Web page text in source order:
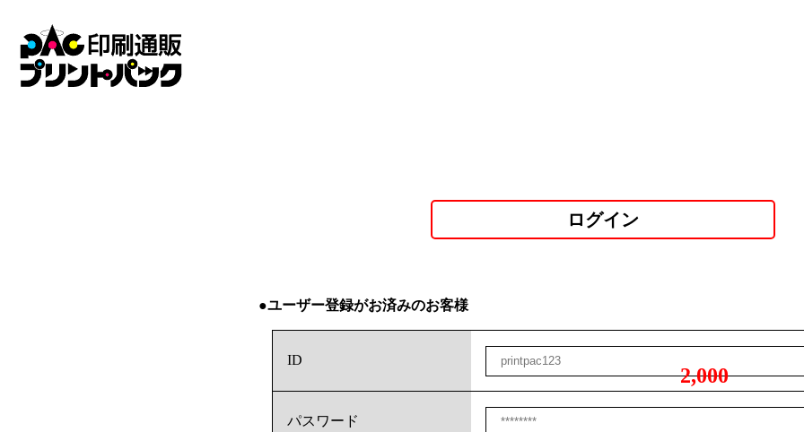
ログイン
●ユーザー登録がお済みのお客様
ID
パスワード
2,000